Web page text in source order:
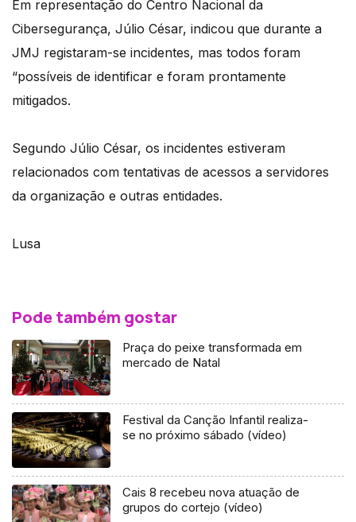
Em representação do Centro Nacional da
Cibersegurança, Júlio César, indicou que durante a
JMJ registaram-se incidentes, mas todos foram
“possíveis de identificar e foram prontamente
mitigados.
Segundo Júlio César, os incidentes estiveram
relacionados com tentativas de acessos a servidores
da organização e outras entidades.
Lusa
Pode também gostar
Praça do peixe transformada em
mercado de Natal
Festival da Canção Infantil realiza-
se no próximo sábado (vídeo)
Cais 8 recebeu nova atuação de
grupos do cortejo (vídeo)